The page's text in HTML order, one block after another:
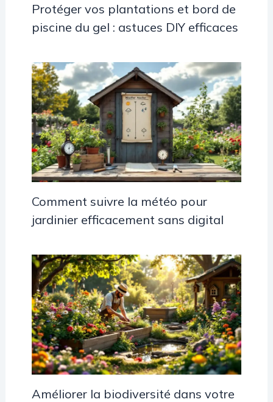
Protéger vos plantations et bord de
piscine du gel : astuces DIY efficaces
Comment suivre la météo pour
jardinier efficacement sans digital
Améliorer la biodiversité dans votre